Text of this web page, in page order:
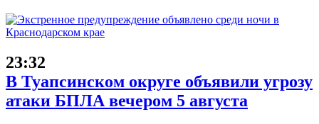
23:32
В Туапсинском округе объявили угрозу
атаки БПЛА вечером 5 августа